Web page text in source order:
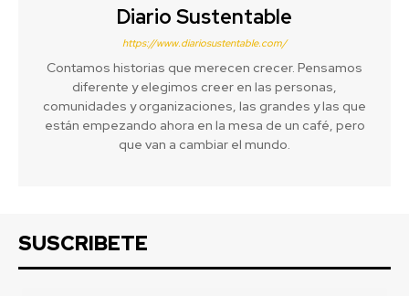
Diario Sustentable
https://www.diariosustentable.com/
Contamos historias que merecen crecer. Pensamos
diferente y elegimos creer en las personas,
comunidades y organizaciones, las grandes y las que
están empezando ahora en la mesa de un café, pero
que van a cambiar el mundo.
SUSCRIBETE